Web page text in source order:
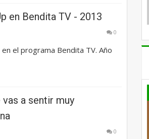
en Bendita TV - 2013
0
el programa Bendita TV. Año
a sentir muy
0